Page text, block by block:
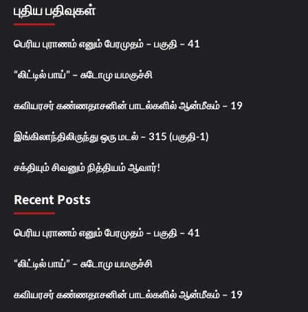
புதிய பதிவுகள்
பெரிய புராணம் எனும் பேரமுதம் – பகுதி – 41
“லிட்டில் பாய்” – சுடோமு யமகுச்சி
கவியரசர் கண்ணதாசனின் பாடல்களில் ஆன்மீகம் – 19
இங்கிலாந்திலிருந்து ஒரு மடல் – 315 (பகுதி-1)
சக்தியும் சிவனும் நித்தியம் ஆவார்!
Recent Posts
பெரிய புராணம் எனும் பேரமுதம் – பகுதி – 41
“லிட்டில் பாய்” – சுடோமு யமகுச்சி
கவியரசர் கண்ணதாசனின் பாடல்களில் ஆன்மீகம் – 19